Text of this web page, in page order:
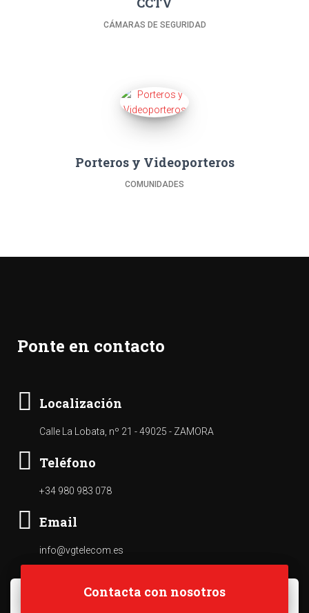
CÁMARAS DE SEGURIDAD
Porteros y Videoporteros
COMUNIDADES
Ponte en contacto
Localización
Calle La Lobata, nº 21 - 49025 - ZAMORA
Teléfono
+34 980 983 078
Email
info@vgtelecom.es
Contacta con nosotros